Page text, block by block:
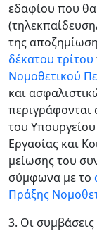
εδαφίου που
της
δέκατου τρίτου
Νομοθετικού
και
περιγράφονται
του
Εργασίας και
μείωσης του
σύμφωνα με το
Πράξης
3. Οι